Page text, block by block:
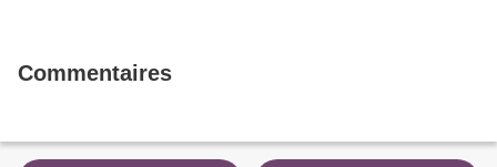
Commentaires